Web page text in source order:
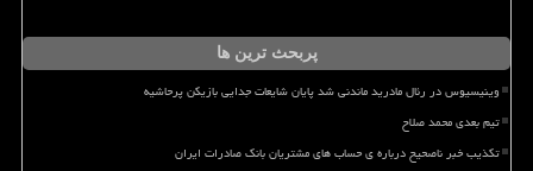
پربحث ترین ها
وینیسیوس در رئال مادرید ماندنی شد پایان شایعات جدایی بازیکن پرحاشیه
تیم بعدی محمد صلاح
تکذیب خبر ناصحیح درباره ی حساب های مشتریان بانک صادرات ایران